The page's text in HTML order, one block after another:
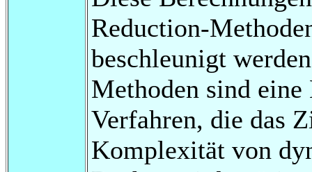
Reduction-
beschleunigt
Methoden sind eine
Verfahren, die das
Komplexität von